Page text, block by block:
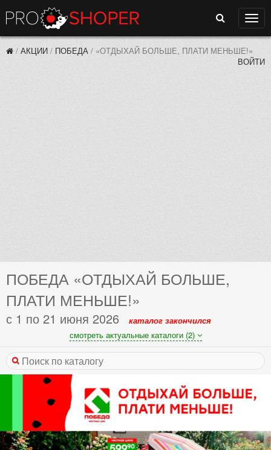
Поиск
/ АКЦИИ / ПОБЕДА / «ОТДЫХАЙ БОЛЬШЕ, ПЛАТИ МЕНЬШЕ!»
ВОЙТИ
ПОБЕДА «ОТДЫХАЙ БОЛЬШЕ,
ПЛАТИ МЕНЬШЕ!»
с 1 по 21 июня 2026
каталог закончился
смотреть актуальные каталоги (2)